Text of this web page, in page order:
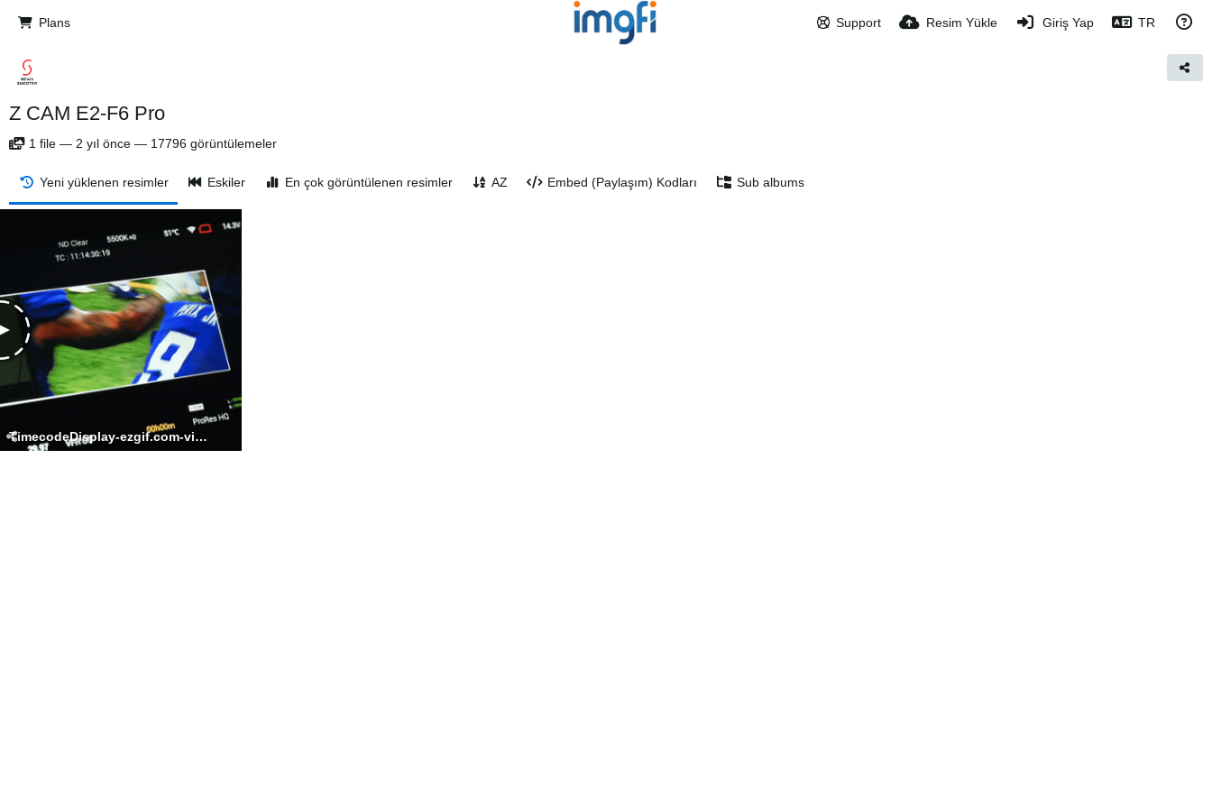
Plans Support Resim Yükle Giriş Yap TR
Z CAM E2-F6 Pro
1 file — 2 yıl önce — 17796 görüntülemeler
Yeni yüklenen resimler Eskiler En çok görüntülenen resimler AZ Embed (Paylaşım) Kodları Sub albums
TimecodeDisplay-ezgif.com-video-to-gif-converter.gif